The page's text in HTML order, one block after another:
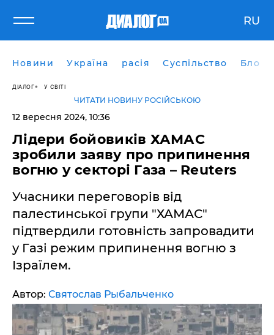
RU
Новини Україна расія Суспільство Блоги
ДІАЛОГ У СВІТІ
ЧИТАТИ НОВИНУ РОСІЙСЬКОЮ
12 вересня 2024, 10:36
Лідери бойовиків ХАМАС
зробили заяву про припинення
вогню у секторі Газа – Reuters
Учасники переговорів від
палестинської групи "ХАМАС"
підтвердили готовність запровадити
у Газі режим припинення вогню з
Ізраїлем.
Автор: Святослав Рыбальченко